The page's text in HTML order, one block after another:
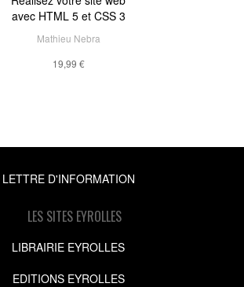
avec HTML 5 et CSS 3
Mathieu Nebra
19,99 €
LETTRE D'INFORMATION
LES SITES EYROLLES
LIBRAIRIE EYROLLES
EDITIONS EYROLLES